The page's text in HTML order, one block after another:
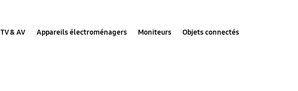
TV & AV Appareils électroménagers Moniteurs Objets connectés